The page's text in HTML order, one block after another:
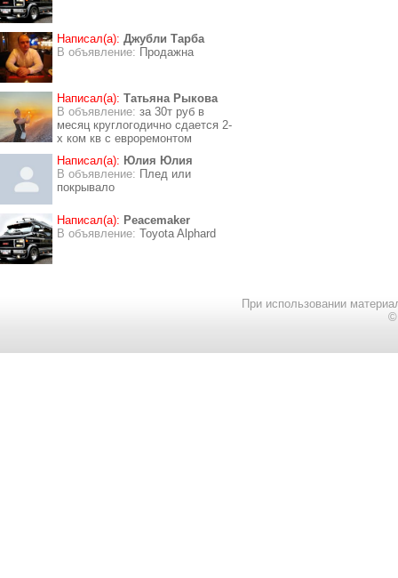
Написал(а): Джубли Тарба
В объявление: Продажна
Написал(а): Татьяна Рыкова
В объявление: за 30т руб в
месяц круглогодично сдается 2-
х ком кв с евроремонтом
Написал(а): Юлия Юлия
В объявление: Плед или
покрывало
Написал(а): Peacemaker
В объявление: Toyota Alphard
При использовании